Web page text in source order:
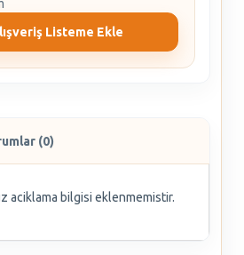
Listeme Ekle
(0)
aciklama bilgisi eklenmemistir.